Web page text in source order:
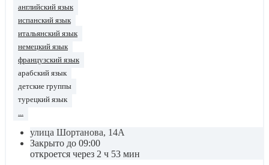
английский язык
испанский язык
итальянский язык
немецкий язык
французский язык
арабский язык
детские группы
турецкий язык
...
улица Шортанова, 14А
Закрыто до 09:00
откроется через 2 ч 53 мин